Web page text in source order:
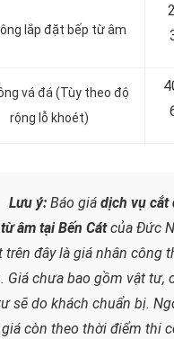
lắp đặt bếp từ âm
vá đá (Tùy theo độ
rộng lỗ khoét)
Lưu ý: Báo giá dịch vụ cắt
âm tại Bến Cátcủa Đức
trên đây là giá nhân công
Giá chưa bao gồm vật tư,
sẽ do khách chuẩn bị.
còn theo thời điểm thi